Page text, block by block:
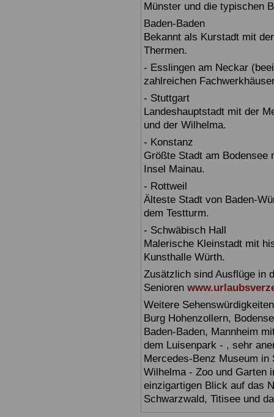
Münster und die typischen
Baden-Baden
Bekannt als Kurstadt mit
Thermen.
- Esslingen am Neckar
zahlreichen
- Stuttgart
Landeshauptstadt mit der
und der Wilhelma.
- Konstanz
Größte Stadt am Bodensee
Insel Mainau.
- Rottweil
Älteste Stadt von Baden-
dem Testturm.
- Schwäbisch Hall
Malerische Kleinstadt mit
Kunsthalle Würth.
Zusätzlich sind Ausflüge in
Senioren
Weitere
Burg Hohenzollern,
Baden-Baden, Mannheim
dem Luisenpark - , sehr
Mercedes-Benz Museum
Wilhelma - Zoo und Garten
einzigartigen Blick auf das
Schwarzwald, Titisee und